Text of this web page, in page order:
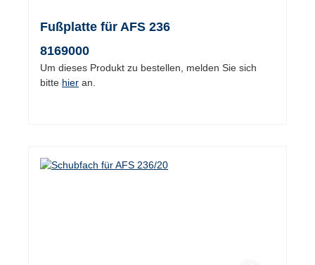
Fußplatte für AFS 236
8169000
Um dieses Produkt zu bestellen, melden Sie sich
bitte hier an.